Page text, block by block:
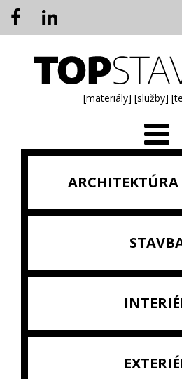
[materiály] [služby]